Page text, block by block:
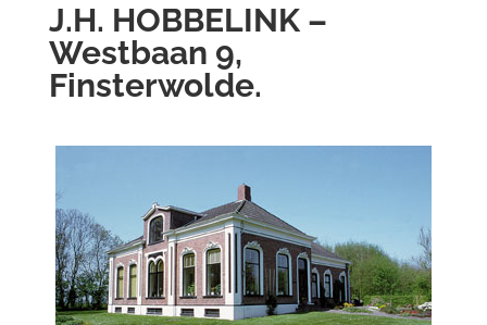
J.H. HOBBELINK –
Westbaan 9,
Finsterwolde.